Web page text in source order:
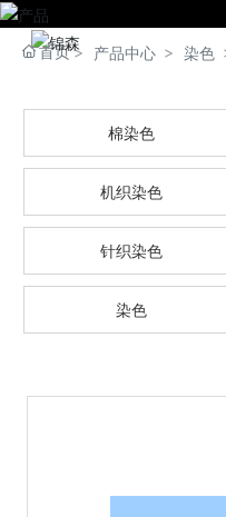
首页 产品中心 染色
棉染色
机织染色
针织染色
染色